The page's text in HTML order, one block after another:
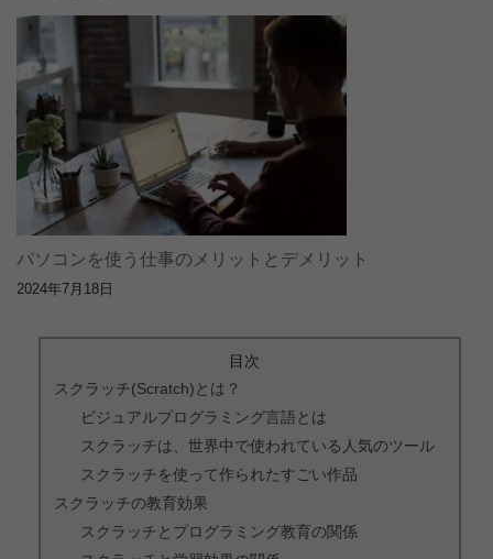
パソコンを使う仕事のメリットとデメリット
2024年7月18日
目次
スクラッチ(Scratch)とは？
ビジュアルプログラミング言語とは
スクラッチは、世界中で使われている人気のツール
スクラッチを使って作られたすごい作品
スクラッチの教育効果
スクラッチとプログラミング教育の関係